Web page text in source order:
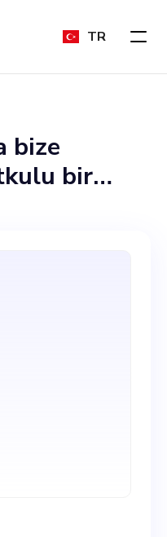
TR
bize
bir
öneme
ortak
yakın
yüksek
etkili
zeka ve